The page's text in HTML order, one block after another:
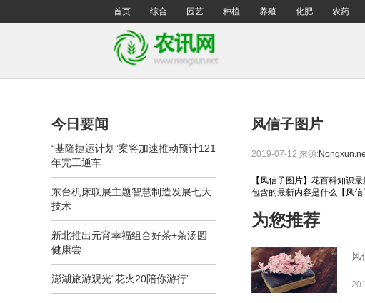
首页 综合 园艺 种植 养殖 化肥 农药
今日要闻
“基隆捷运计划”案将加速推动预计121
年完工通车
东台机床联展主题智慧制造发展七大
技术
新北推出元宵幸福组合好茶+茶汤圆
健康尝
澎湖旅游观光“花火20陪你游行”
风信子图片
2019-07-12 来源:
【风信子图片】花百科知识
包含的最新内容是什么【风信
为您推荐